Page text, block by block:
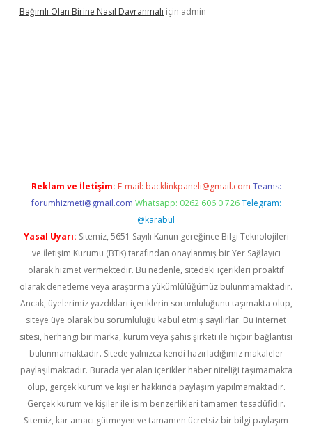
Bağımlı Olan Birine Nasıl Davranmalı için admin
Reklam ve İletişim: E-mail: backlinkpaneli@gmail.com Teams:
forumhizmeti@gmail.com Whatsapp: 0262 606 0 726 Telegram:
@karabul
Yasal Uyarı: Sitemiz, 5651 Sayılı Kanun gereğince Bilgi Teknolojileri
ve İletişim Kurumu (BTK) tarafından onaylanmış bir Yer Sağlayıcı
olarak hizmet vermektedir. Bu nedenle, sitedeki içerikleri proaktif
olarak denetleme veya araştırma yükümlülüğümüz bulunmamaktadır.
Ancak, üyelerimiz yazdıkları içeriklerin sorumluluğunu taşımakta olup,
siteye üye olarak bu sorumluluğu kabul etmiş sayılırlar. Bu internet
sitesi, herhangi bir marka, kurum veya şahıs şirketi ile hiçbir bağlantısı
bulunmamaktadır. Sitede yalnızca kendi hazırladığımız makaleler
paylaşılmaktadır. Burada yer alan içerikler haber niteliği taşımamakta
olup, gerçek kurum ve kişiler hakkında paylaşım yapılmamaktadır.
Gerçek kurum ve kişiler ile isim benzerlikleri tamamen tesadüfidir.
Sitemiz, kar amacı gütmeyen ve tamamen ücretsiz bir bilgi paylaşım